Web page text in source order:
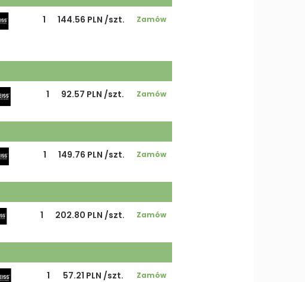
1 144.56 PLN /szt. Zamów
1 92.57 PLN /szt. Zamów
1 149.76 PLN /szt. Zamów
1 202.80 PLN /szt. Zamów
1 57.21 PLN /szt. Zamów